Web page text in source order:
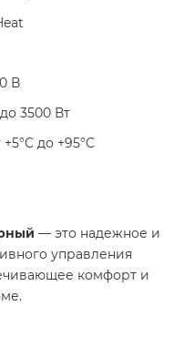
В
3500 Вт
+5°C до +95°C
— это надежное и
управления
комфорт и